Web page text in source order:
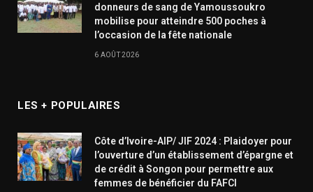
donneurs de sang de Yamoussoukro
mobilise pour atteindre 500 poches à
l’occasion de la fête nationale
6 AOÛT 2026
LES + POPULAIRES
Côte d’Ivoire-AIP/ JIF 2024 : Plaidoyer pour
l’ouverture d’un établissement d’épargne et
de crédit à Songon pour permettre aux
femmes de bénéficier du FAFCI